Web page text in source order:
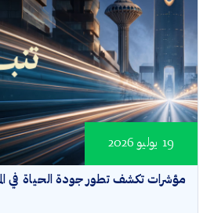
مؤشرات تكشف تطور جودة الحياة في
19 يوليو 2026